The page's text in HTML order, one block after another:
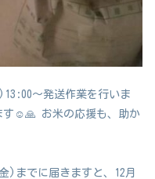
～発送作業を行いま
す☺️🙏 お米の応援も、助か
)までに届きますと、12月